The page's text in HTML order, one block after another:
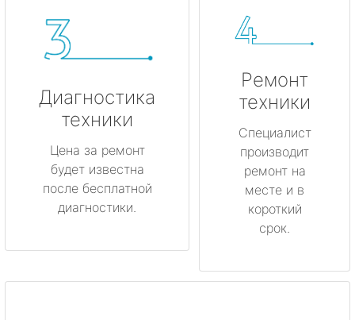
Диагностика
техники
Цена за ремонт
будет известна
после бесплатной
диагностики.
Ремонт
техники
Специалист
производит
ремонт на
месте и в
короткий
срок.